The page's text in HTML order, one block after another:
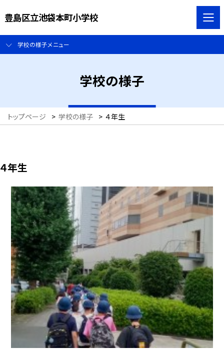
豊島区立池袋本町小学校
学校の様子メニュー
学校の様子
トップページ > 学校の様子 > ４年生
４年生